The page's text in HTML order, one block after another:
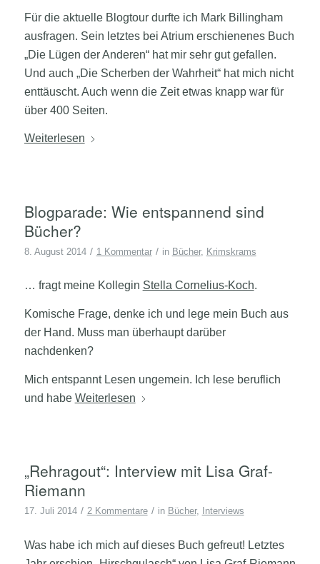
Für die aktuelle Blogtour durfte ich Mark Billingham
ausfragen. Sein letztes bei Atrium erschienenes Buch
„Die Lügen der Anderen“ hat mir sehr gut gefallen.
Und auch „Die Scherben der Wahrheit“ hat mich nicht
enttäuscht. Auch wenn die Zeit etwas knapp war für
über 400 Seiten.
Weiterlesen
Blogparade: Wie entspannend sind
Bücher?
8. August 2014 / 1 Kommentar / in Bücher, Krimskrams
… fragt meine Kollegin Stella Cornelius-Koch.
Komische Frage, denke ich und lege mein Buch aus
der Hand. Muss man überhaupt darüber
nachdenken?
Mich entspannt Lesen ungemein. Ich lese beruflich
und habe Weiterlesen
„Rehragout“: Interview mit Lisa Graf-
Riemann
17. Juli 2014 / 2 Kommentare / in Bücher, Interviews
Was habe ich mich auf dieses Buch gefreut! Letztes